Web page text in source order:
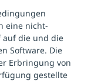
eine nicht-
auf die und die
Software. Die
Erbringung von
gestellte